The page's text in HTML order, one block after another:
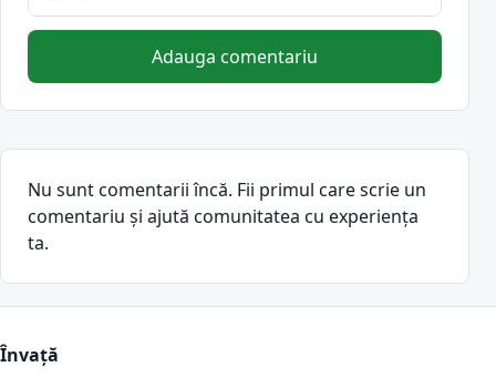
Adauga comentariu
Nu sunt comentarii încă. Fii primul care scrie un
comentariu și ajută comunitatea cu experiența
ta.
Învață